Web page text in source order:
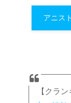
アニス
【クラ